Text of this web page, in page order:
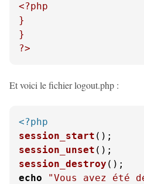
<?php
}
}
?>
Et voici le fichier logout.php :
<?php
session_start
session_unset
session_destroy
echo
"Vous avez été